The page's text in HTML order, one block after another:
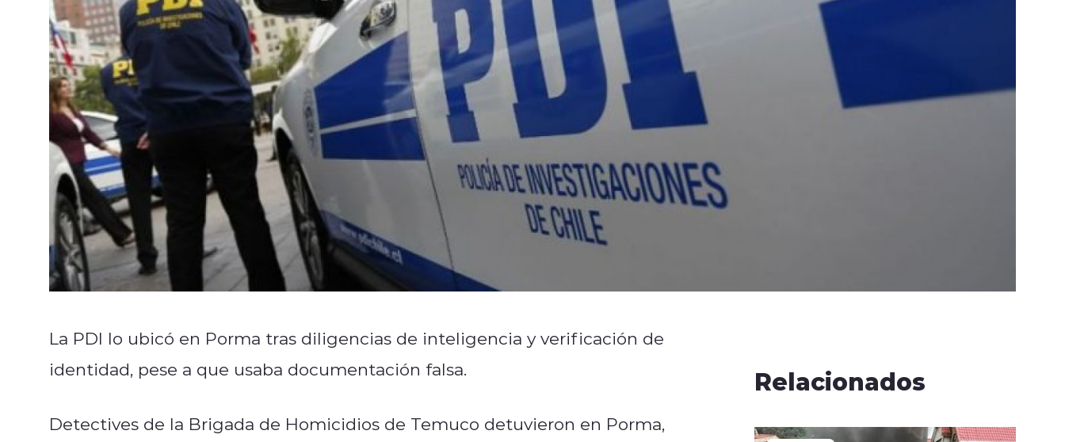
La PDI lo ubicó en Porma tras diligencias de inteligencia y verificación de
identidad, pese a que usaba documentación falsa.
Detectives de la Brigada de Homicidios de Temuco detuvieron en Porma,
Relacionados